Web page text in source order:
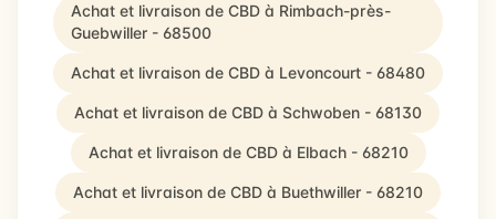
Achat et livraison de CBD à Rimbach-près-
Guebwiller - 68500
Achat et livraison de CBD à Levoncourt - 68480
Achat et livraison de CBD à Schwoben - 68130
Achat et livraison de CBD à Elbach - 68210
Achat et livraison de CBD à Buethwiller - 68210